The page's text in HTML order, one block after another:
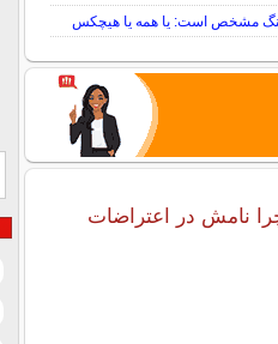
جنگ مشخص است: یا همه یا هیچکس
نامش در اعتراضات